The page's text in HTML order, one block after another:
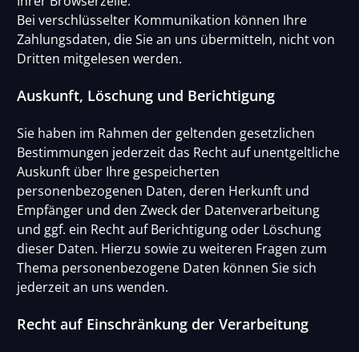
Bei verschlüsselter Kommunikation können Ihre
Zahlungsdaten, die Sie an uns übermitteln, nicht von
Dritten mitgelesen werden.
Auskunft, Löschung und Berichtigung
Sie haben im Rahmen der geltenden gesetzlichen
Bestimmungen jederzeit das Recht auf unentgeltliche
Auskunft über Ihre gespeicherten
personenbezogenen Daten, deren Herkunft und
Empfänger und den Zweck der Datenverarbeitung
und ggf. ein Recht auf Berichtigung oder Löschung
dieser Daten. Hierzu sowie zu weiteren Fragen zum
Thema personenbezogene Daten können Sie sich
jederzeit an uns wenden.
Recht auf Einschränkung der Verarbeitung